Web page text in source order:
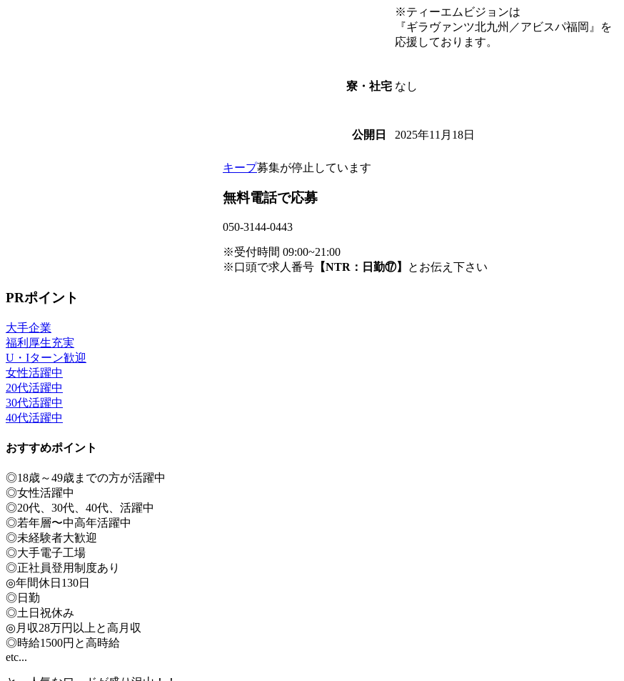
※ティーエムビジョンは
『ギラヴァンツ北九州／アビスパ福岡』を
応援しております。
寮・社宅 なし
公開日 2025年11月18日
キープ募集が停止しています
無料電話で応募
050-3144-0443
※受付時間 09:00~21:00
※口頭で求人番号 【NTR：日勤⑰】 とお伝え下さい
PRポイント
大手企業
福利厚生充実
U・Iターン歓迎
女性活躍中
20代活躍中
30代活躍中
40代活躍中
おすすめポイント
◎18歳～49歳までの方が活躍中
◎女性活躍中
◎20代、30代、40代、活躍中
◎若年層〜中高年活躍中
◎未経験者大歓迎
◎大手電子工場
◎正社員登用制度あり
◎年間休日130日
◎日勤
◎土日祝休み
◎月収28万円以上と高月収
◎時給1500円と高時給
etc...